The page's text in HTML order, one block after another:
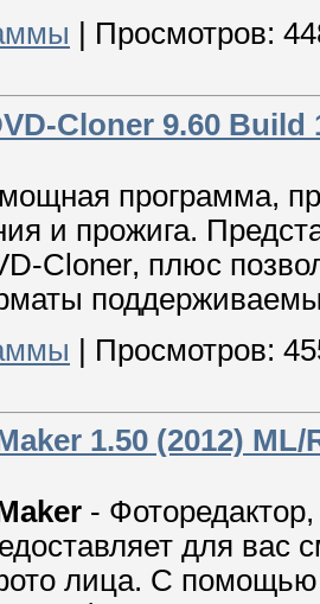
Просмотров:
Cloner 9.60 Build
программа,
и прожига.
Cloner, плюс
| Просмотров:
1.50 (2012) ML/
-
для
лица. С помощью